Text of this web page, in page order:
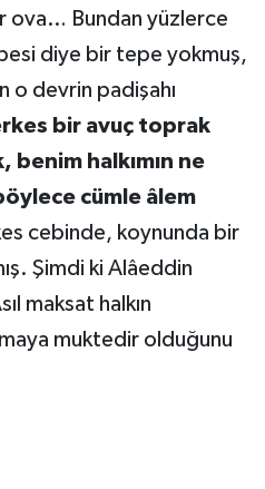
Bundan yüzlerce
diye bir tepe yokmuş,
o devrin padişahı
bir avuç toprak
halkımın ne
cümle âlem
cebinde, koynunda bir
Şimdi ki Alâeddin
maksat halkın
muktedir olduğunu